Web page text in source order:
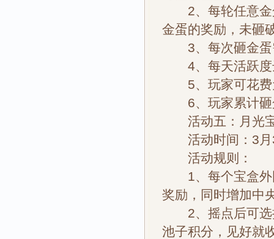
2、每轮任意金
金蛋的奖励，未砸
3、每次砸金蛋
4、每天活跃度
5、玩家可花费
6、玩家累计砸
活动五：月光
活动时间：3月
活动规则：
1、每个宝盒外
奖励，同时增加中
2、摇点后可选
池子积分，见好就